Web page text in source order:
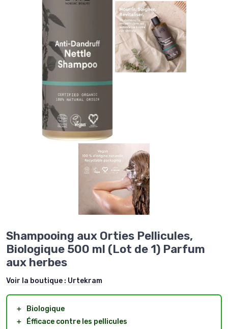
Shampooing aux Orties Pellicules,
Biologique 500 ml (Lot de 1) Parfum
aux herbes
Voir la boutique : Urtekram
＋
Biologique
＋
Éfficace contre les pellicules